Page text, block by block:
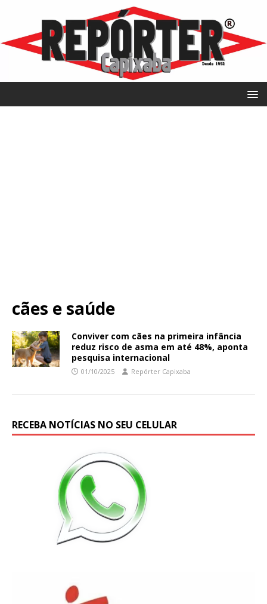
cães e saúde
Conviver com cães na primeira infância
reduz risco de asma em até 48%, aponta
pesquisa internacional
01/10/2025 Repórter Capixaba
RECEBA NOTÍCIAS NO SEU CELULAR